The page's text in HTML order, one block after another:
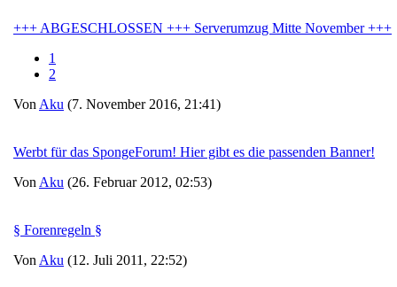
+++ ABGESCHLOSSEN +++ Serverumzug Mitte November +++
1
2
Von Aku (7. November 2016, 21:41)
Werbt für das SpongeForum! Hier gibt es die passenden Banner!
Von Aku (26. Februar 2012, 02:53)
§ Forenregeln §
Von Aku (12. Juli 2011, 22:52)